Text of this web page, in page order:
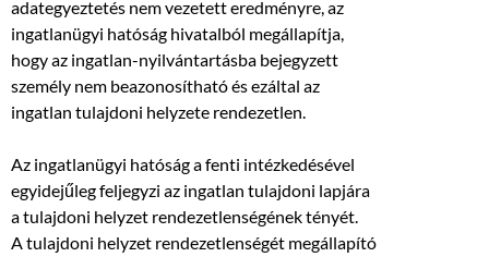
adategyeztetés nem vezetett eredményre, az
ingatlanügyi hatóság hivatalból megállapítja,
hogy az ingatlan-nyilvántartásba bejegyzett
személy nem beazonosítható és ezáltal az
ingatlan tulajdoni helyzete rendezetlen.
Az ingatlanügyi hatóság a fenti intézkedésével
egyidejűleg feljegyzi az ingatlan tulajdoni lapjára
a tulajdoni helyzet rendezetlenségének tényét.
A tulajdoni helyzet rendezetlenségét megállapító